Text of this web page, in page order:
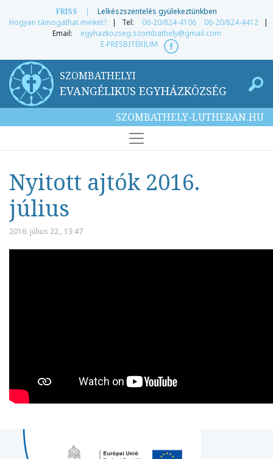
FRISS |
Lelkészszentelés gyülekeztünkben
Hogyan támogathat minket? | Tel: 06-20/824-4106 06-20/824-4412 |
Email:
egyhazkozseg.szombathely@gmail.com
E-PRESBITÉRIUM
SZOMBATHELYI
EVANGÉLIKUS EGYHÁZKÖZSÉG
SZOMBATHELY-LUTHERAN.HU
Nyitott ajtók 2016.
július
2016. július 22., 13:47